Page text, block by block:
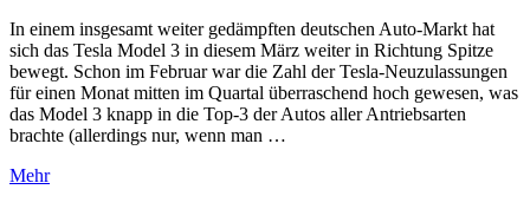
In einem insgesamt weiter gedämpften deutschen Auto-Markt hat
sich das Tesla Model 3 in diesem März weiter in Richtung Spitze
bewegt. Schon im Februar war die Zahl der Tesla-Neuzulassungen
für einen Monat mitten im Quartal überraschend hoch gewesen, was
das Model 3 knapp in die Top-3 der Autos aller Antriebsarten
brachte (allerdings nur, wenn man …
Mehr